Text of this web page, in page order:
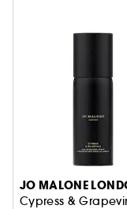
Ignorer le
JO MALONE
Cypress &